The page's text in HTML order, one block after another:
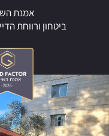
אמנת
ביטחון ורווחת